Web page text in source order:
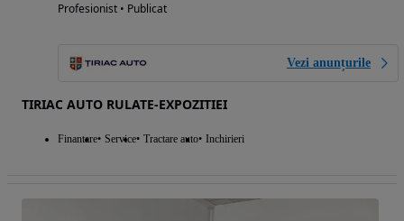
Profesionist • Publicat
Vezi anunțurile
TIRIAC AUTO RULATE-EXPOZITIEI
Finantare Service Tractare auto Inchirieri